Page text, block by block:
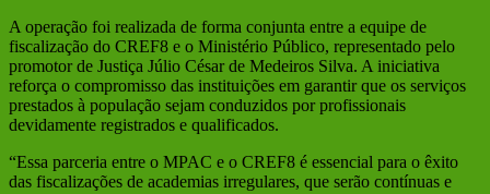
A operação foi realizada de forma conjunta entre a equipe de
fiscalização do CREF8 e o Ministério Público, representado pelo
promotor de Justiça Júlio César de Medeiros Silva. A iniciativa
reforça o compromisso das instituições em garantir que os serviços
prestados à população sejam conduzidos por profissionais
devidamente registrados e qualificados.
“Essa parceria entre o MPAC e o CREF8 é essencial para o êxito
das fiscalizações de academias irregulares, que serão contínuas e